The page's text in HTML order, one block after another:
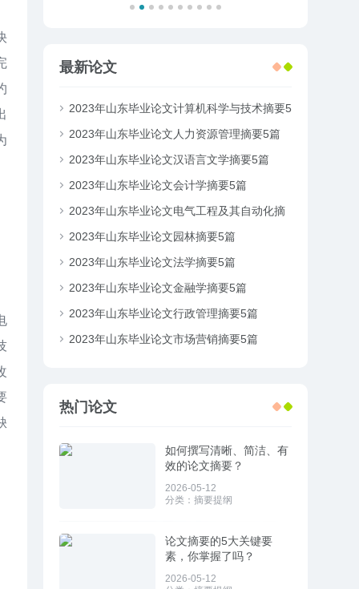
最新论文
2023年山东毕业论文计算机科学与技术摘要5
篇
2023年山东毕业论文人力资源管理摘要5篇
2023年山东毕业论文汉语言文学摘要5篇
2023年山东毕业论文会计学摘要5篇
2023年山东毕业论文电气工程及其自动化摘
要5篇
2023年山东毕业论文园林摘要5篇
2023年山东毕业论文法学摘要5篇
2023年山东毕业论文金融学摘要5篇
2023年山东毕业论文行政管理摘要5篇
2023年山东毕业论文市场营销摘要5篇
热门论文
如何撰写清晰、简洁、有
效的论文摘要？
2026-05-12
分类： 摘要提纲
论文摘要的5大关键要
素，你掌握了吗？
2026-05-12